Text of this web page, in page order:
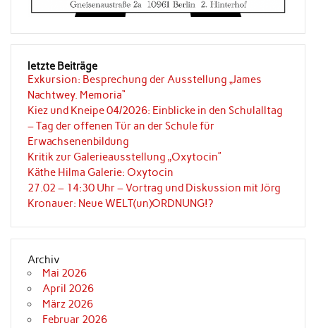
letzte Beiträge
Exkursion: Besprechung der Ausstellung „James
Nachtwey. Memoria“
Kiez und Kneipe 04/2026: Einblicke in den Schulalltag
– Tag der offenen Tür an der Schule für
Erwachsenenbildung
Kritik zur Galerieausstellung „Oxytocin”
Käthe Hilma Galerie: Oxytocin
27.02 – 14:30 Uhr – Vortrag und Diskussion mit Jörg
Kronauer: Neue WELT(un)ORDNUNG!?
Archiv
Mai 2026
April 2026
März 2026
Februar 2026